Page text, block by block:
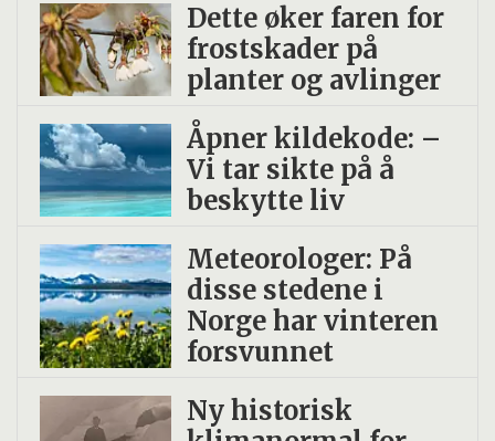
Dette øker faren for
frostskader på
planter og avlinger
Åpner kildekode: –
Vi tar sikte på å
beskytte liv
Meteorologer: På
disse stedene i
Norge har vinteren
forsvunnet
Ny historisk